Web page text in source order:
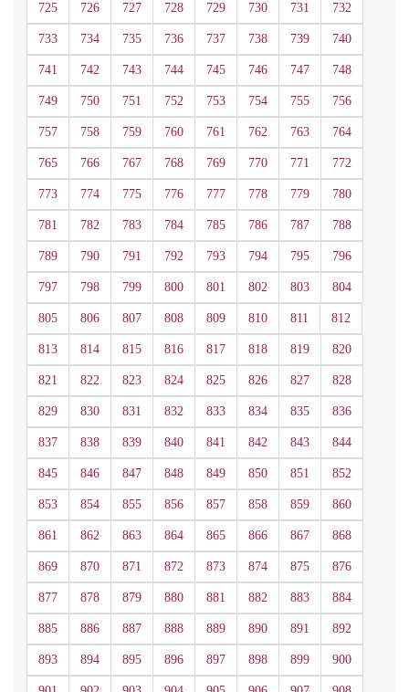
725 726 727 728 729 730 731 732
733 734 735 736 737 738 739 740
741 742 743 744 745 746 747 748
749 750 751 752 753 754 755 756
757 758 759 760 761 762 763 764
765 766 767 768 769 770 771 772
773 774 775 776 777 778 779 780
781 782 783 784 785 786 787 788
789 790 791 792 793 794 795 796
797 798 799 800 801 802 803 804
805 806 807 808 809 810 811 812
813 814 815 816 817 818 819 820
821 822 823 824 825 826 827 828
829 830 831 832 833 834 835 836
837 838 839 840 841 842 843 844
845 846 847 848 849 850 851 852
853 854 855 856 857 858 859 860
861 862 863 864 865 866 867 868
869 870 871 872 873 874 875 876
877 878 879 880 881 882 883 884
885 886 887 888 889 890 891 892
893 894 895 896 897 898 899 900